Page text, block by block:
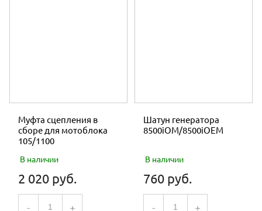
Муфта сцепления в
сборе для мотоблока
105/1100
В наличии
2 020 руб.
- +
Шатун генератора
8500iOM/8500iOEM
В наличии
760 руб.
- +